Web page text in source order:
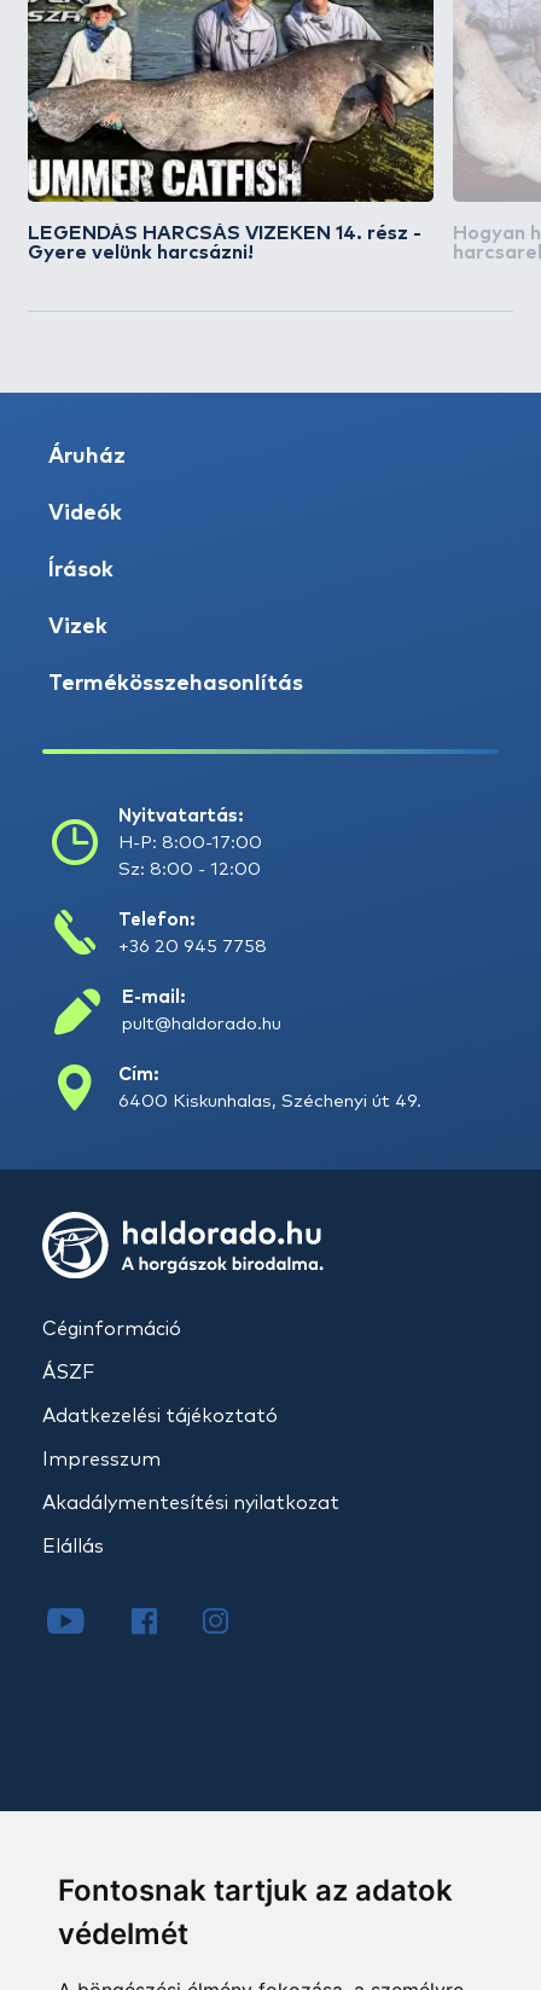
Fontosnak tartjuk az adatok
védelmét
LEGENDÁS HARCSÁS VIZEKEN 14. rész -
Gyere velünk harcsázni!
Hogyan
Áruház
Videók
Írások
Vizek
Termékösszehasonlítás
Nyitvatartás:
H-P: 8:00-17:00
Sz: 8:00 - 12:00
Telefon:
+36 20 945 7758
E-mail:
pult@haldorado.hu
Cím:
6400 Kiskunhalas, Széchenyi út 49.
Céginformáció
ÁSZF
Adatkezelési tájékoztató
Impresszum
Akadálymentesítési nyilatkozat
Elállás